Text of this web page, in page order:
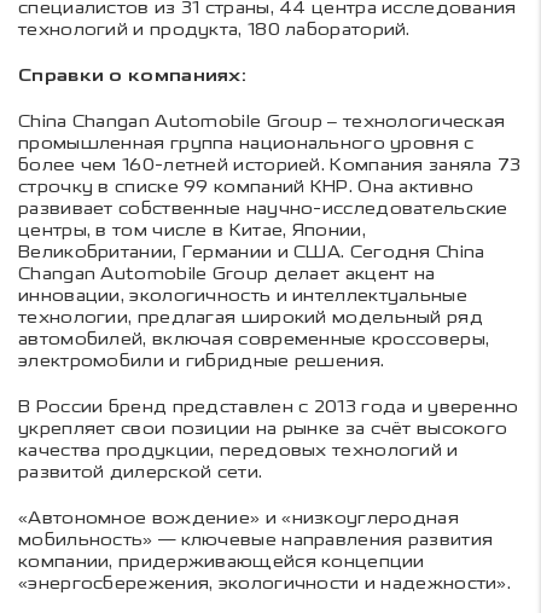
специалистов из 31 страны, 44 центра исследования
технологий и продукта, 180 лабораторий.
Справки о компаниях:
China Changan Automobile Group – технологическая
промышленная группа национального уровня с
более чем 160-летней историей. Компания заняла 73
строчку в списке 99 компаний КНР. Она активно
развивает собственные научно-исследовательские
центры, в том числе в Китае, Японии,
Великобритании, Германии и США. Сегодня China
Changan Automobile Group делает акцент на
инновации, экологичность и интеллектуальные
технологии, предлагая широкий модельный ряд
автомобилей, включая современные кроссоверы,
электромобили и гибридные решения.
В России бренд представлен с 2013 года и уверенно
укрепляет свои позиции на рынке за счёт высокого
качества продукции, передовых технологий и
развитой дилерской сети.
«Автономное вождение» и «низкоуглеродная
мобильность» — ключевые направления развития
компании, придерживающейся концепции
«энергосбережения, экологичности и надежности».